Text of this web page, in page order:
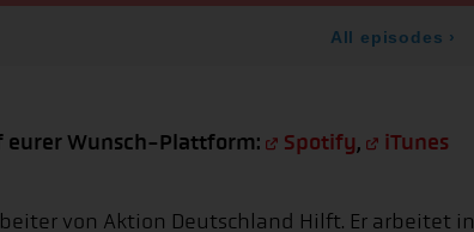
eurer Wunsch-Plattform: Spotify,
iTunes
von Aktion Deutschland Hilft. Er arbeitet in